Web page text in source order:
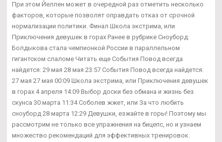
При этом Йеллен может в очередной раз отметить несколько
факторов, которые позволят оправдать отказ от срочной
нормализации политики. Финал Школа экстрима, или
Приключения девушек в горах Ранее в рубрике Сноуборд:
Болдыкова стала чемпионкой России в параллельном
гигантском слаломе Читать еще События Повод всегда
найдется: 29 мая 28 мая 23:57 События Повод всегда найдется:
27 мая 27 мая 00:09 Школа экстрима, или Приключения девушек
в горах 4 апреля 14:09 Выбор доски без обмана и жизнь без
скунса 30 марта 11:34 Соболев жжет, или За что любить
сноуборд 28 марта 12:29 Девушки, езжайте в горы! Поэтому мы
рассмотрим не только все упражнения на бицепс, но и узнаем
множество рекомендаций для эффективных тренировок.